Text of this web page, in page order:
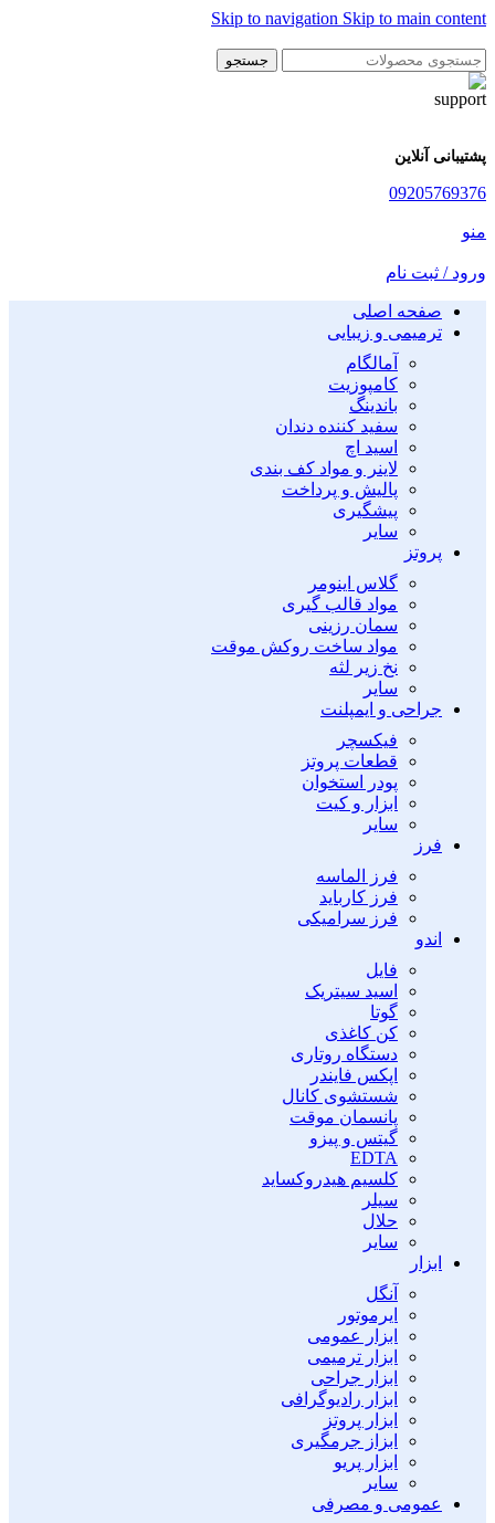
Skip to navigation Skip to main content
جستجو
پشتیبانی آنلاین
09205769376
منو
ورود / ثبت نام
صفحه اصلی
ترمیمی و زیبایی
آمالگام
کامپوزیت
باندینگ
سفید کننده دندان
اسید اچ
لاینر و مواد کف بندی
پالیش و پرداخت
پیشگیری
سایر
پروتز
گلاس اینومر
مواد قالب گیری
سمان رزینی
مواد ساخت روکش موقت
نخ زیر لثه
سایر
جراحی و ایمپلنت
فیکسچر
قطعات پروتز
پودر استخوان
ابزار و کیت
سایر
فرز
فرز الماسه
فرز کارباید
فرز سرامیکی
اندو
فایل
اسید سیتریک
گوتا
کن کاغذی
دستگاه روتاری
اپکس فایندر
شستشوی کانال
پانسمان موقت
گیتس و پیزو
EDTA
کلسیم هیدروکساید
سیلر
حلال
سایر
ابزار
آنگل
ایرموتور
ابزار عمومی
ابزار ترمیمی
ابزار جراحی
ابزار رادیوگرافی
ابزار پروتز
ابزاز جرمگیری
ابزار پریو
سایر
عمومی و مصرفی